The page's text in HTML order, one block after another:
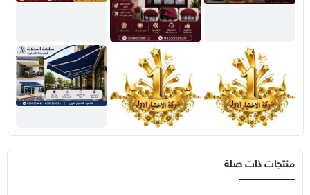
منتجات ذات صلة